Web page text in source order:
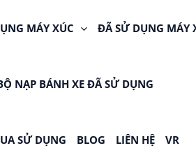
MÁY XÚC ĐÃ SỬ DỤNG MÁY
NẠP BÁNH XE ĐÃ SỬ DỤNG
SỬ DỤNG BLOG LIÊN HỆ VR